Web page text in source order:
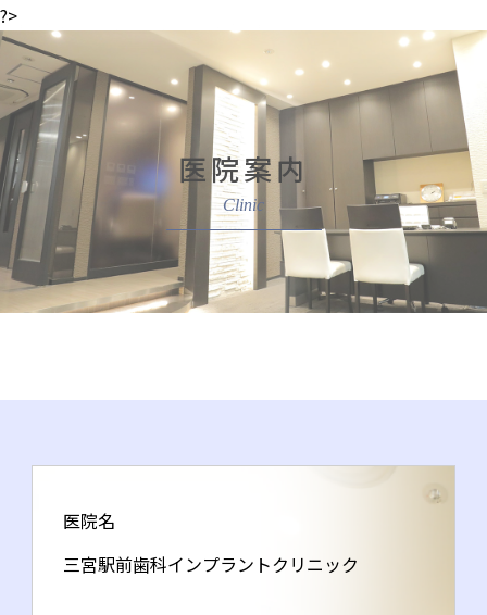
?>
医院案内
医院名
三宮駅前歯科インプラントクリニック